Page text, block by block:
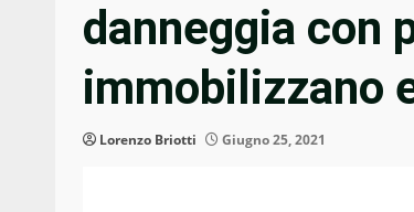
danneggia con
immobilizzano
Lorenzo Briotti Giugno 25, 2021